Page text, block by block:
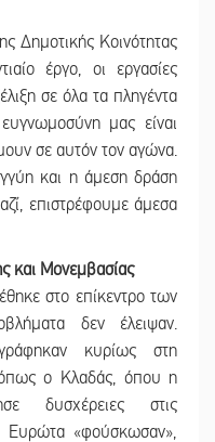
Δημοτικής Κοινότητας
έργο, οι εργασίες
σε όλα τα πληγέντα
μας είναι
σε αυτόν τον αγώνα.
και η άμεση δράση
επιστρέφουμε άμεσα
και Μονεμβασίας
στο επίκεντρο των
δεν έλειψαν.
κυρίως στη
ο Κλαδάς, όπου η
δυσχέρειες στις
Ευρώτα «φούσκωσαν»,